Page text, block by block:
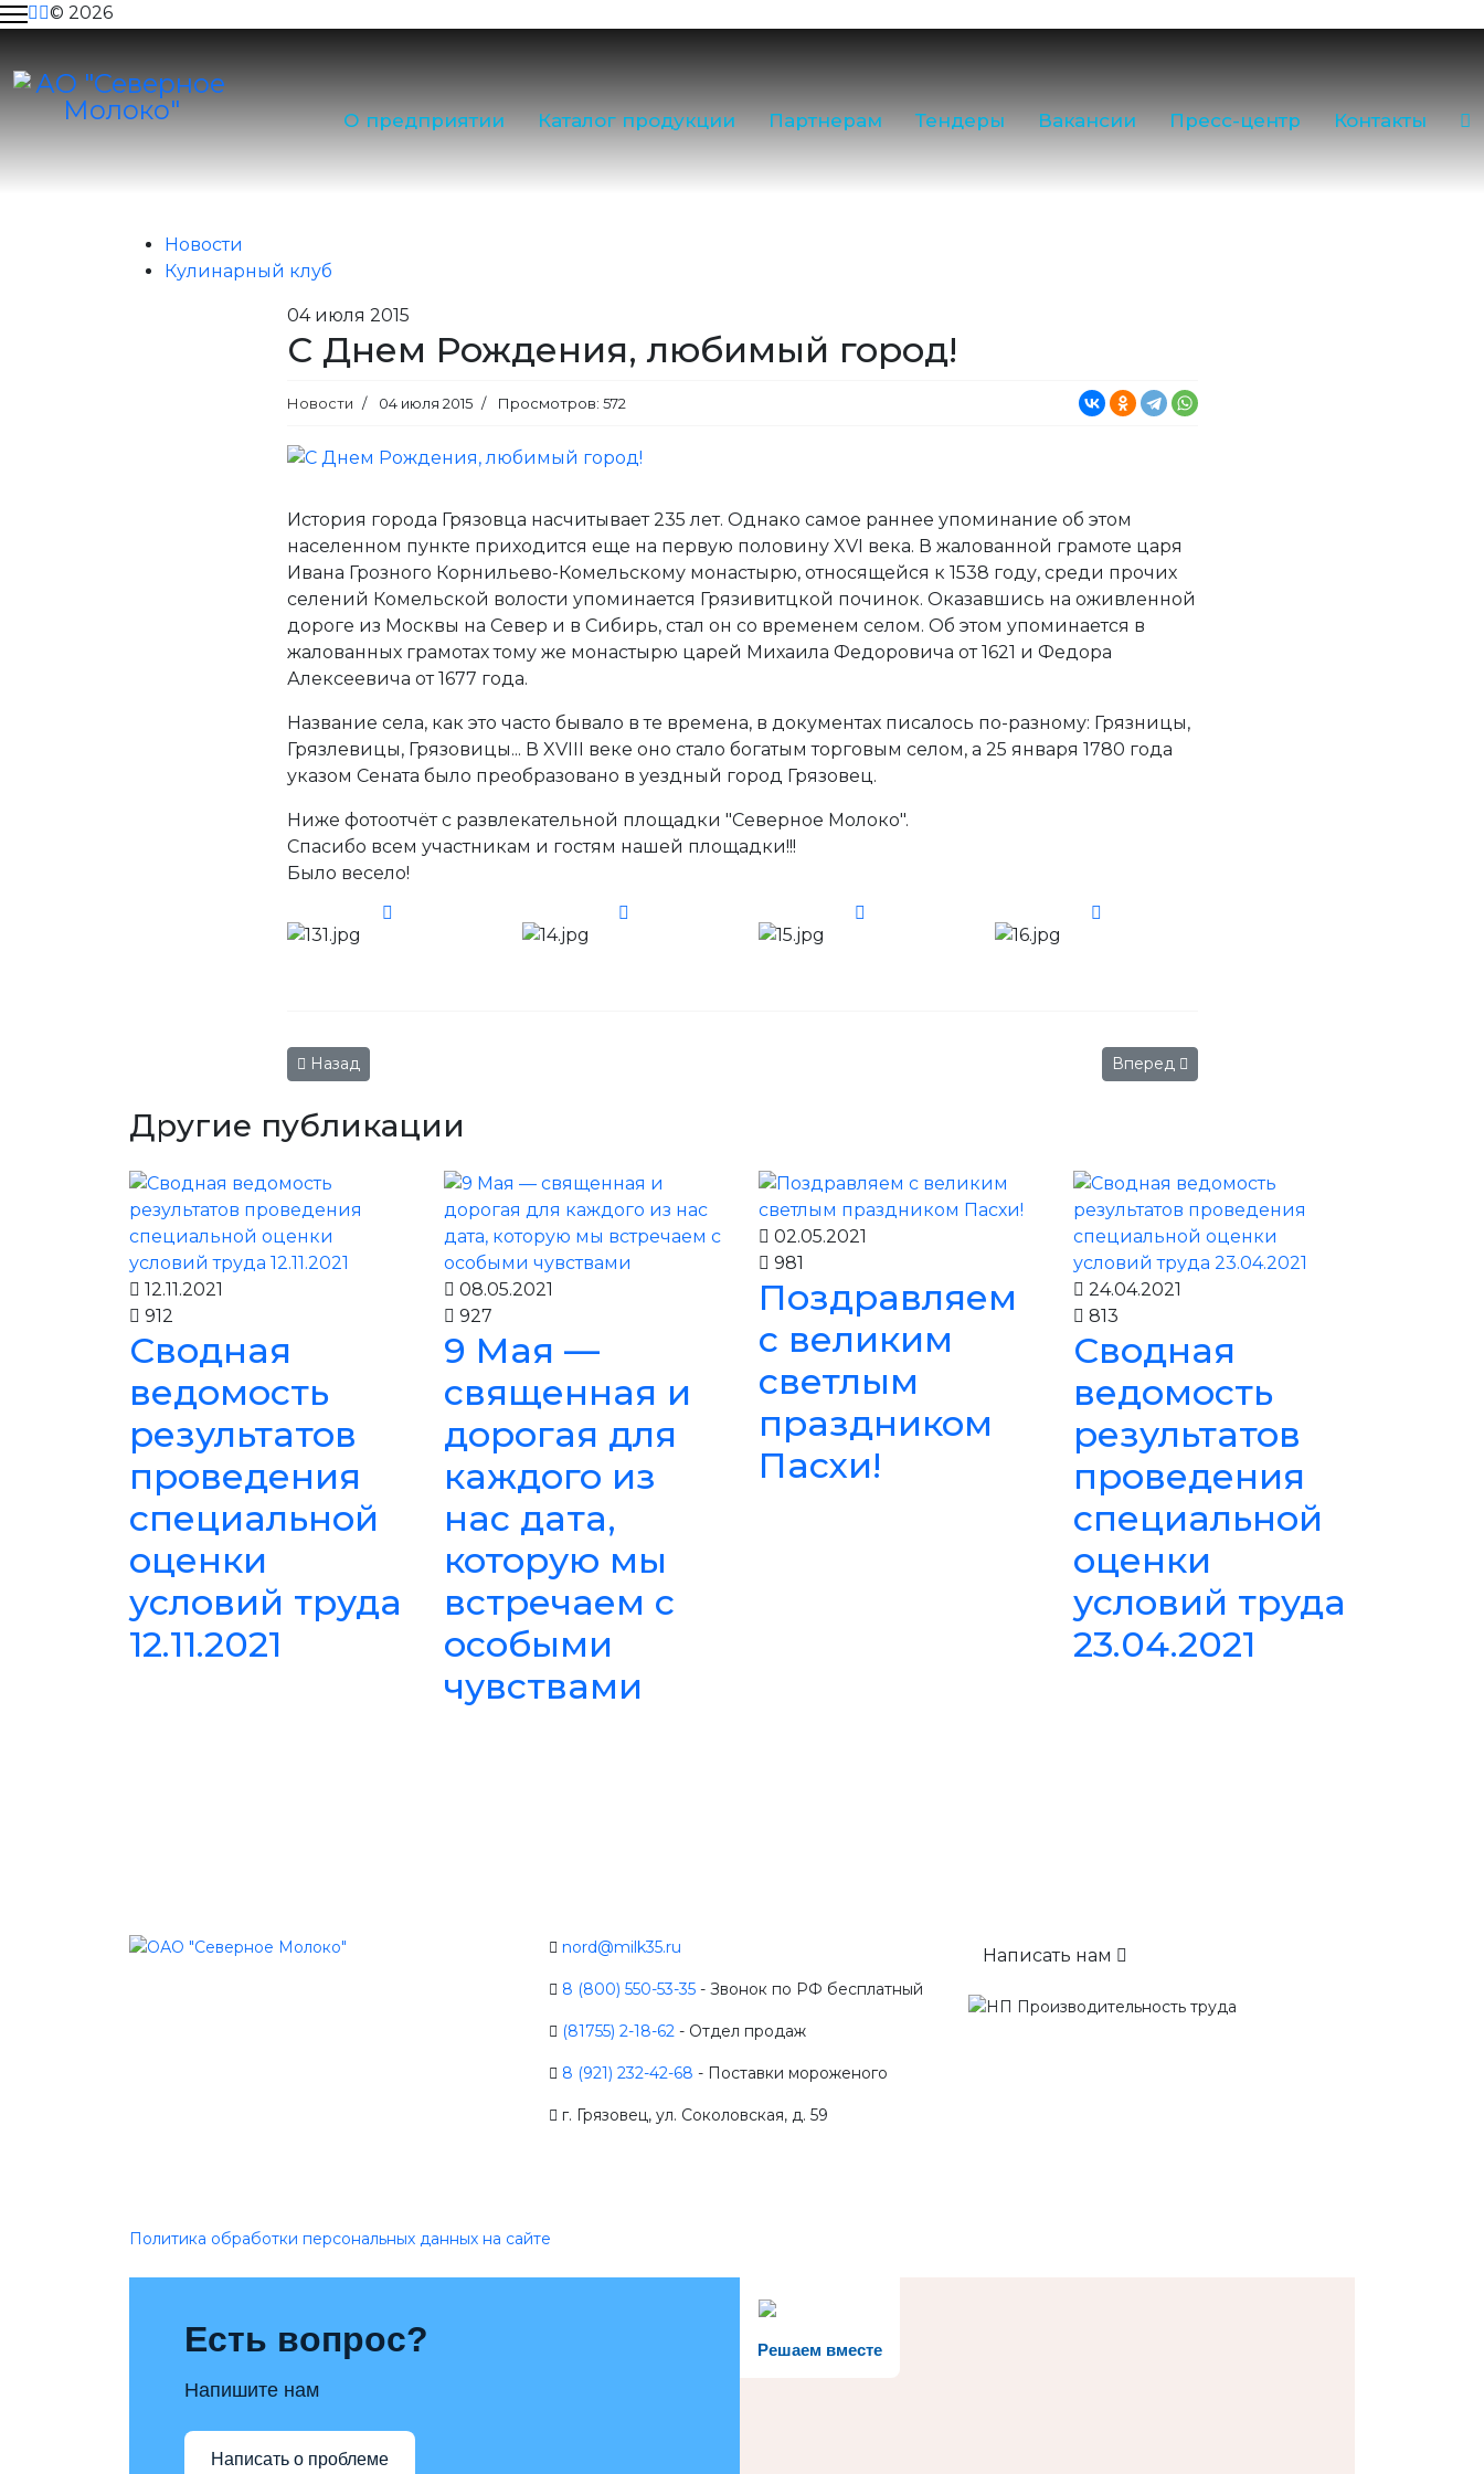
© 2026
О предприятии Каталог продукции Партнерам Тендеры Вакансии Пресс-центр Контакты
Тендеры
Вакансии
Контакты
Отдел продаж:(81755) 2-18-62 , (81755) 2-07-13
Новости
Пресс-центр Новости С Днем Рождения, любимый город!
Новости
Кулинарный клуб
04 июля 2015
С Днем Рождения, любимый город!
Новости 04 июля 2015 Просмотров: 572
История города Грязовца насчитывает 235 лет. Однако самое раннее упоминание об этом
населенном пункте приходится еще на первую половину XVI века. В жалованной грамоте царя
Ивана Грозного Корнильево-Комельскому монастырю, относящейся к 1538 году, среди прочих
селений Комельской волости упоминается Грязивитцкой починок. Оказавшись на оживленной
дороге из Москвы на Север и в Сибирь, стал он со временем селом. Об этом упоминается в
жалованных грамотах тому же монастырю царей Михаила Федоровича от 1621 и Федора
Алексеевича от 1677 года.
Название села, как это часто бывало в те времена, в документах писалось по-разному: Грязницы,
Грязлевицы, Грязовицы... В XVIII веке оно стало богатым торговым селом, а 25 января 1780 года
указом Сената было преобразовано в уездный город Грязовец.
Ниже фотоотчёт с развлекательной площадки "Северное Молоко".
Спасибо всем участникам и гостям нашей площадки!!!
Было весело!
Предыдущий: "За высокое качество продукции!"
Назад Следующий: КАКОЕ ОНО "СЕВЕРНОЕ
Вперед
Другие публикации
12.11.2021
912
Сводная
ведомость
результатов
проведения
специальной
оценки
условий труда
12.11.2021
08.05.2021
927
9 Мая —
священная и
дорогая для
каждого из
нас дата,
которую мы
встречаем с
особыми
чувствами
02.05.2021
981
Поздравляем
с великим
светлым
праздником
Пасхи!
24.04.2021
813
Сводная
ведомость
результатов
проведения
специальной
оценки
условий труда
23.04.2021
nord@milk35.ru
8 (800) 550-53-35 - Звонок по РФ бесплатный
(81755) 2-18-62 - Отдел продаж
8 (921) 232-42-68 - Поставки мороженого
г. Грязовец, ул. Соколовская, д. 59
Написать нам
Политика обработки персональных данных на сайте
Решаем вместе
Есть вопрос?
Напишите нам
Написать о проблеме